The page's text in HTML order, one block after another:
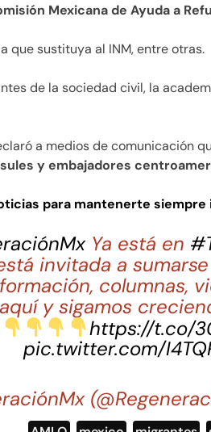
Mexicana de Ayuda a
que sustituya al INM, entre otras.
de la sociedad civil, la
a medios de comunicación
y embajadores
para mantenerte siempre
Ya está en
invitada a
columnas,
aquí y sigamos
https://t.co/
pic.twitter.com/